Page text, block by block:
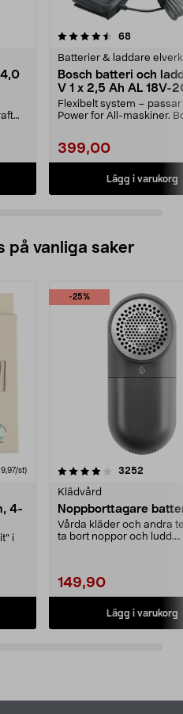
68recensioner
Batterier & laddare
Bosch batteri och
V 1 x 2,5 Ah AL 18V-
Flexibelt system – passar
Power for All-maskiner.
399,00
Lägg i varukorg
4.5 av 5 stjärnor
på vanliga saker
st)
4-
i
-25%
3252
Klädvård
Noppborttagare
Vårda kläder och andra
ta bort noppor och ludd.
149,90
Lägg i varukorg
4.5av 5 stjärnor